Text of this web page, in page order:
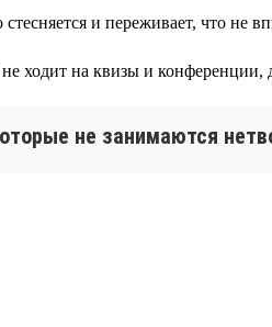
и переживает, что не
ходит на квизы и
не занимаются